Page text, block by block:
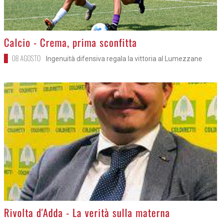
>
Calcio - Crema, prima sconfitta
08 AGOSTO Ingenuità difensiva regala la vittoria al Lumezzane
>
Rivolta d'Adda - La verità sulla materna